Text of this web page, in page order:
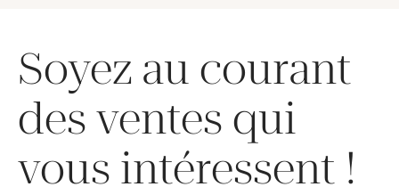
Soyez au courant
des ventes qui
vous intéressent !